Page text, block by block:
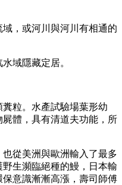
，或河川與河川有相通的
域隱藏定居。
粒。水產試驗場葉形幼
體，具有清道夫功能，所
從美洲與歐洲輸入了最多
生瀕臨絕種的鰻，日本輸
意識漸漸高漲，壽司師傅